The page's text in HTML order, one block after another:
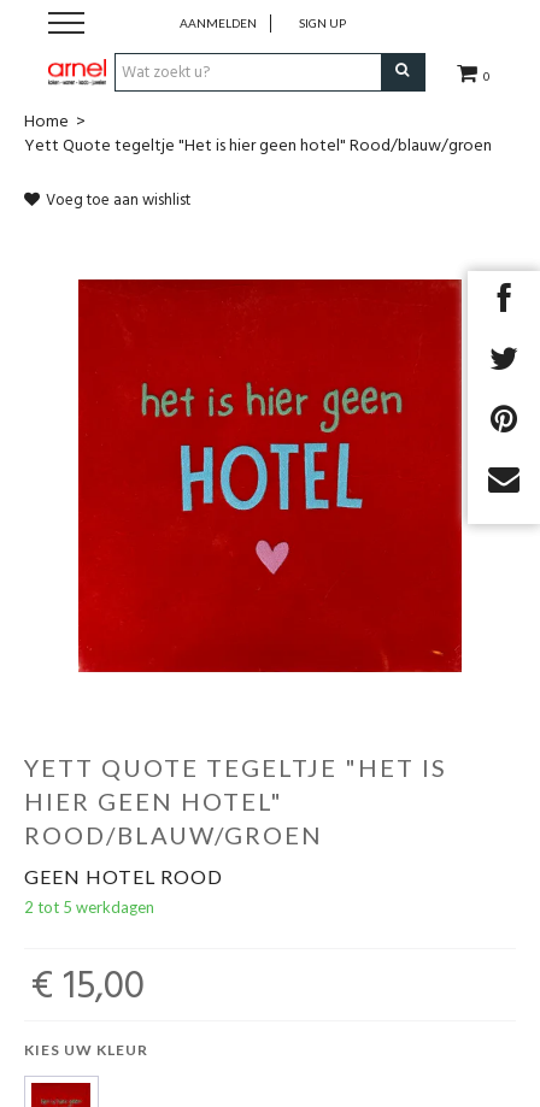
0
AANMELDEN SIGN UP
Koken
Tafel
Geschenken
Home >
Yett Quote tegeltje "Het is hier geen hotel" Rood/blauw/groen
Voeg toe aan wishlist
YETT QUOTE TEGELTJE "HET IS
HIER GEEN HOTEL"
ROOD/BLAUW/GROEN
GEEN HOTEL ROOD
2 tot 5 werkdagen
€ 15,00
KIES UW KLEUR